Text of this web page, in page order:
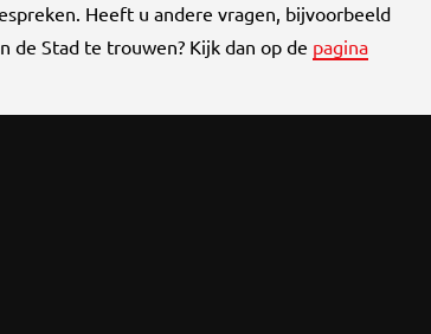
Heeft u andere vragen, bijvoorbeeld
de Stad te trouwen? Kijk dan op de pagina